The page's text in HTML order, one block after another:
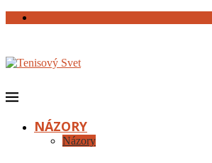
NÁZORY
Názory